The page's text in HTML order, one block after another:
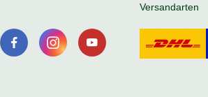
Versandarten